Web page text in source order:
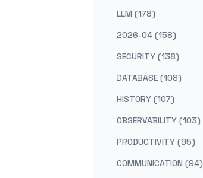
LLM (178)
2026-04 (158)
SECURITY (138)
DATABASE (108)
HISTORY (107)
OBSERVABILITY (103)
PRODUCTIVITY (95)
COMMUNICATION (94)